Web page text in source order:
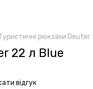
рюкзаки Deuter
22 л Blue
відгук